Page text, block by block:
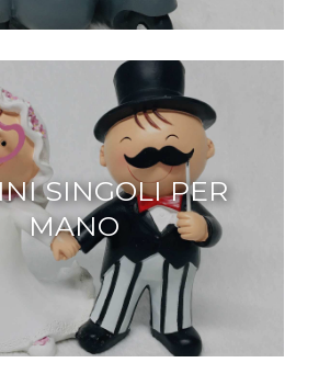
SINGOLI PER
MANO